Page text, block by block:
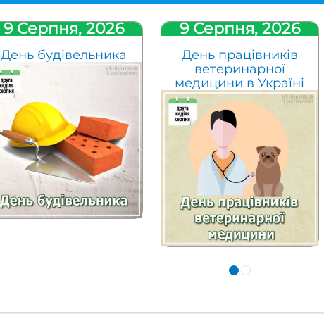
9 Серпня, 2026
День будівельника
9 Серпня, 2026
День працівників
ветеринарної
медицини в Україні